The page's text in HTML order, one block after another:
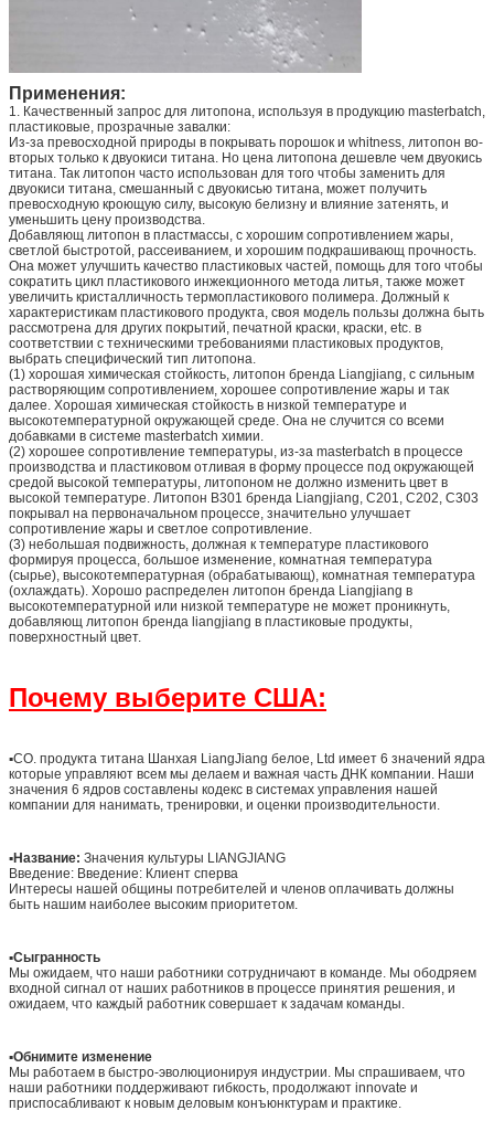
Применения:
1. Качественный запрос для литопона, используя в продукцию masterbatch,
пластиковые, прозрачные завалки:
Из-за превосходной природы в покрывать порошок и whitness, литопон во-
вторых только к двуокиси титана. Но цена литопона дешевле чем двуокись
титана. Так литопон часто использован для того чтобы заменить для
двуокиси титана, смешанный с двуокисью титана, может получить
превосходную кроющую силу, высокую белизну и влияние затенять, и
уменьшить цену производства.
Добавляющ литопон в пластмассы, с хорошим сопротивлением жары,
светлой быстротой, рассеиванием, и хорошим подкрашивающ прочность.
Она может улучшить качество пластиковых частей, помощь для того чтобы
сократить цикл пластикового инжекционного метода литья, также может
увеличить кристалличность термопластикового полимера. Должный к
характеристикам пластикового продукта, своя модель пользы должна быть
рассмотрена для других покрытий, печатной краски, краски, etc. в
соответствии с техническими требованиями пластиковых продуктов,
выбрать специфический тип литопона.
(1) хорошая химическая стойкость, литопон бренда Liangjiang, с сильным
растворяющим сопротивлением, хорошее сопротивление жары и так
далее. Хорошая химическая стойкость в низкой температуре и
высокотемпературной окружающей среде. Она не случится со всеми
добавками в системе masterbatch химии.
(2) хорошее сопротивление температуры, из-за masterbatch в процессе
производства и пластиковом отливая в форму процессе под окружающей
средой высокой температуры, литопоном не должно изменить цвет в
высокой температуре. Литопон B301 бренда Liangjiang, C201, C202, C303
покрывал на первоначальном процессе, значительно улучшает
сопротивление жары и светлое сопротивление.
(3) небольшая подвижность, должная к температуре пластикового
формируя процесса, большое изменение, комнатная температура
(сырье), высокотемпературная (обрабатывающ), комнатная температура
(охлаждать). Хорошо распределен литопон бренда Liangjiang в
высокотемпературной или низкой температуре не может проникнуть,
добавляющ литопон бренда liangjiang в пластиковые продукты,
поверхностный цвет.
Почему выберите США:
▪CO. продукта титана Шанхая LiangJiang белое, Ltd имеет 6 значений ядра
которые управляют всем мы делаем и важная часть ДНК компании. Наши
значения 6 ядров составлены кодекс в системах управления нашей
компании для нанимать, тренировки, и оценки производительности.
▪Название: Значения культуры LIANGJIANG
Введение: Введение: Клиент сперва
Интересы нашей общины потребителей и членов оплачивать должны
быть нашим наиболее высоким приоритетом.
▪Сыгранность
Мы ожидаем, что наши работники сотрудничают в команде. Мы ободряем
входной сигнал от наших работников в процессе принятия решения, и
ожидаем, что каждый работник совершает к задачам команды.
▪Обнимите изменение
Мы работаем в быстро-эволюционируя индустрии. Мы спрашиваем, что
наши работники поддерживают гибкость, продолжают innovate и
приспосабливают к новым деловым конъюнктурам и практике.